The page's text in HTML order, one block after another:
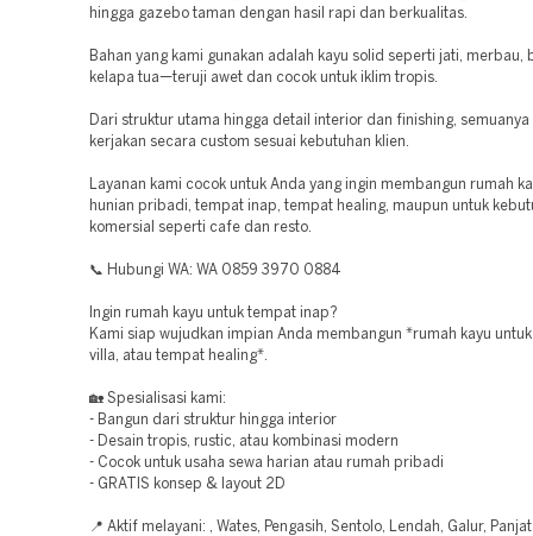
hingga gazebo taman dengan hasil rapi dan berkualitas.
Bahan yang kami gunakan adalah kayu solid seperti jati, merbau,
kelapa tua—teruji awet dan cocok untuk iklim tropis.
Dari struktur utama hingga detail interior dan finishing, semuanya
kerjakan secara custom sesuai kebutuhan klien.
Layanan kami cocok untuk Anda yang ingin membangun rumah
hunian pribadi, tempat inap, tempat healing, maupun untuk
komersial seperti cafe dan resto.
📞 Hubungi WA: WA 0859 3970 0884
Ingin rumah kayu untuk tempat inap?
Kami siap wujudkan impian Anda membangun *rumah kayu
villa, atau tempat healing*.
🏡 Spesialisasi kami:
- Bangun dari struktur hingga interior
- Desain tropis, rustic, atau kombinasi modern
- Cocok untuk usaha sewa harian atau rumah pribadi
- GRATIS konsep & layout 2D
📍 Aktif melayani: , Wates, Pengasih, Sentolo, Lendah, Galur,